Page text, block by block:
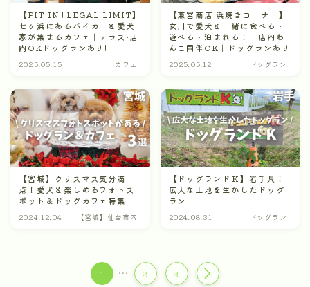
【PIT IN!! LEGAL LIMIT】
七ヶ浜にあるバイカーと愛犬
家が集まるカフェ｜テラス•店
内OKドッグランあり!
2025.05.15 カフェ
【兼宮商店 浜焼きコーナー】
女川で愛犬と一緒に食べる・
遊べる・泊まれる！｜店内わ
んこ同伴OK｜ドッグランあり
2025.05.12 ドッグラン
【宮城】クリスマス気分満
点！愛犬と楽しめるフォトス
ポット＆ドッグカフェ特集
2024.12.04 【宮城】仙台市内
【ドッグランドＫ】岩手県！
広大な土地を生かしたドッグ
ラン
2024.08.31 ドッグラン
1 … 2 3